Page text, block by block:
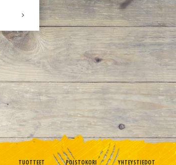
TUOTTEET POISTOKORI YHTEYSTIEDOT